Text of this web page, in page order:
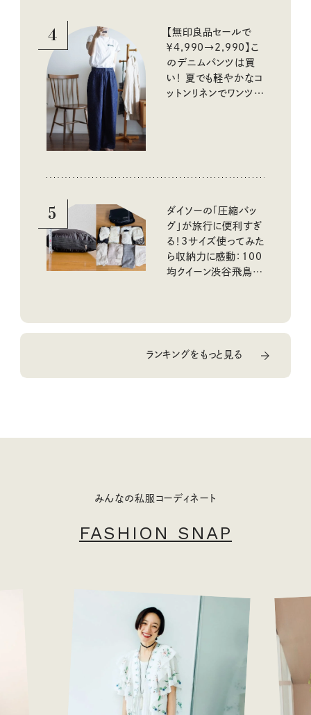
4
【無印良品セールで
￥4,990→2,990】こ
のデニムパンツは買
い！ 夏でも軽やかなコ
ットンリネンでワンツー
5
ダイソーの「圧縮バッ
グ」が旅行に便利すぎ
る！3サイズ使ってみた
ら収納力に感動：100
均クイーン渋谷飛鳥の
ランキングをもっと見る
みんなの私服コーディネート
FASHION SNAP